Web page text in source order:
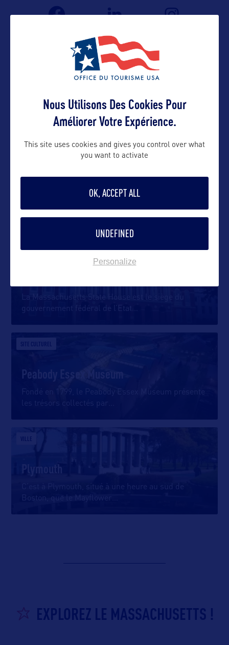
DANS LA MÊME CATEGORIE
SITE CULTUREL
gouvernement fédéral de l’Etat
SITE CULTUREL
Peabody Essex Museum
Fondé en 1799, le Peabody Essex Museum présente
les trésors collectés par
VILLE
Plymouth
C’est à Plymouth, situé à une heure au sud de
Boston, que le Mayflower
EXPLOREZ LE MASSACHUSETTS !
Nous Utilisons Des Cookies Pour
Améliorer Votre Expérience.
This site uses cookies and gives you control over what
you want to activate
OK, ACCEPT ALL
UNDEFINED
Personalize